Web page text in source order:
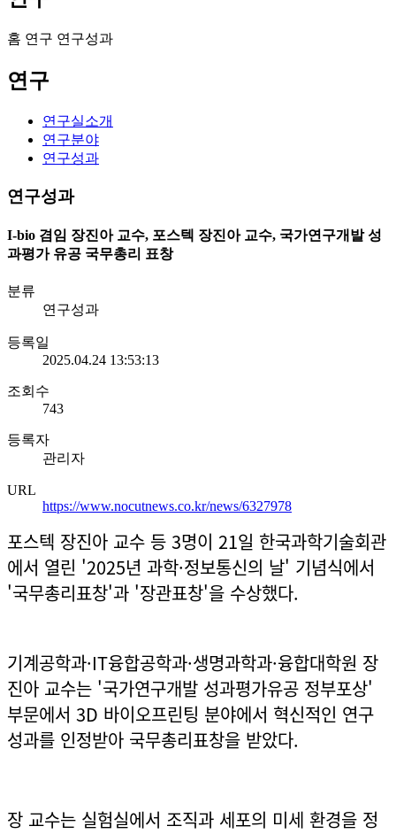
홈 연구 연구성과
연구
연구실소개
연구분야
연구성과
연구성과
I-bio 겸임 장진아 교수, 포스텍 장진아 교수, 국가연구개발 성
과평가 유공 국무총리 표창
분류
연구성과
등록일
2025.04.24 13:53:13
조회수
743
등록자
관리자
URL
https://www.nocutnews.co.kr/news/6327978
포스텍 장진아 교수 등 3명이 21일 한국과학기술회관
에서 열린 '2025년 과학·정보통신의 날' 기념식에서
'국무총리표창'과 '장관표창'을 수상했다.
기계공학과·IT융합공학과·생명과학과·융합대학원 장
진아 교수는 '국가연구개발 성과평가유공 정부포상'
부문에서 3D 바이오프린팅 분야에서 혁신적인 연구
성과를 인정받아 국무총리표창을 받았다.
장 교수는 실험실에서 조직과 세포의 미세 환경을 정